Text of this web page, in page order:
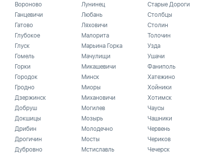
Вороново
Ганцевичи
Гатово
Глубокое
Глуск
Гомель
Горки
Городок
Гродно
Дзержинск
Добруш
Докшицы
Дрибин
Дрогичин
Дубровно
Лунинец
Любань
Ляховичи
Малорита
Марьина Горка
Мачулищи
Микашевичи
Минск
Миоры
Михановичи
Могилев
Мозырь
Молодечно
Мосты
Мстиславль
Старые Дороги
Столбцы
Столин
Толочин
Узда
Ушачи
Фаниполь
Хатежино
Хойники
Хотимск
Чаусы
Чашники
Червень
Чериков
Чечерск